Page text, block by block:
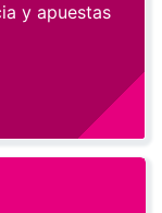
y apuestas